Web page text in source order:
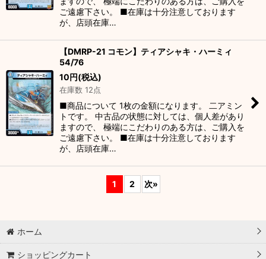
ご遠慮下さい。 ■在庫は十分注意しております
が、店頭在庫…
【DMRP-21 コモン】ティアシャキ・ハーミィ
54/76
10円(税込)
在庫数 12点
■商品について 1枚の金額になります。 二アミン
トです。 中古品の状態に対しては、個人差があり
ますので、 極端にこだわりのある方は、ご購入を
ご遠慮下さい。 ■在庫は十分注意しております
が、店頭在庫…
1 2 次»
ホーム
ショッピングカート